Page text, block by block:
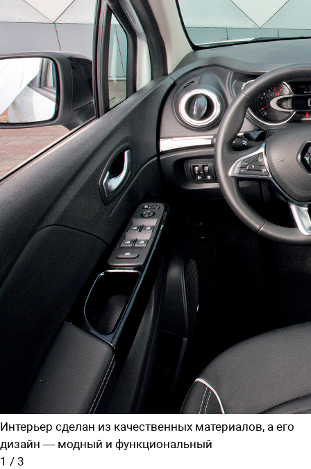
Интерьер сделан из качественных материалов, а его
дизайн — модный и функциональный
1 / 3